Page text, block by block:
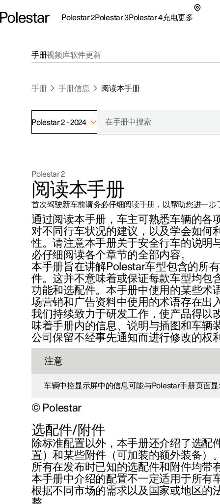
Polestar 2Polestar 3Polestar 4充电更多
联系我们
极星官方二手车
探索Polestar 3
联系我们
公共充电
家庭充电
车主服务
注册新闻
（在新窗
手册视频库软件更新
手册 手册信息 阅读本手册
Polestar 2 - 2024
Polestar 2
阅读本手册
首次驾驶新车前请务必仔细阅读手册，以帮助您进一步
通过阅读本手册，车主可熟悉车辆的各
对不同行车状况的建议，以及学会如何
性。请注意本手册关于安全行车的说明
必仔细阅读各个章节的全部内容。
本手册旨在讲解Polestar车型包含的所
件。这并不意味着或保证每款车型均包
功能和选配件。本手册中使用的某些术
场营销和广告资料中使用的术语存在出
我们持续致力于研发工作，使产品得以
味着手册内的信息、说明与插图和车辆
公司保留不经事先通知而进行修改的权
注意
车辆中控显示屏中的信息可能与Polestar手册页面
© Polestar
选配件/附件
除标准配置以外，本手册还介绍了选配
置）和某些附件（可加装的额外装备）
所有在发布时已知的选配件和附件均带
本手册中介绍的配置不一定适用于所有
根据不同市场的需求以及国家或地区的